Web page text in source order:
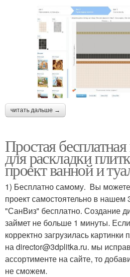
читать дальше →
Простая
для раскладки
проект ванной и
1) Бесплатно самому. Вы
проект самостоятельно в нашем
"СанВиз" бесплатно. Создание
займет не больше 1 минуты.
корректно загрузилась
на director@3dplitka.ru. мы
ассортименте на сайте, то
не сможем.